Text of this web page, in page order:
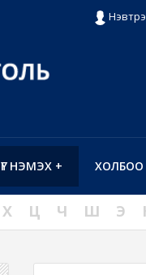
ХОЛБОО
ҮГ НЭМЭХ +
Х Ц Ч Ш Э